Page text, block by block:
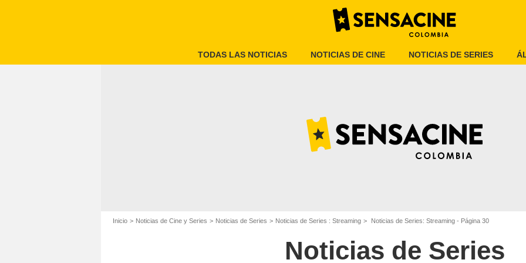
TODAS LAS NOTICIAS NOTICIAS DE CINE NOTICIAS DE SERIES
Inicio Noticias de Cine y Series Noticias de Series Noticias de Series : Streaming Noticias de Series: Streaming - Página 30
Noticias de Series